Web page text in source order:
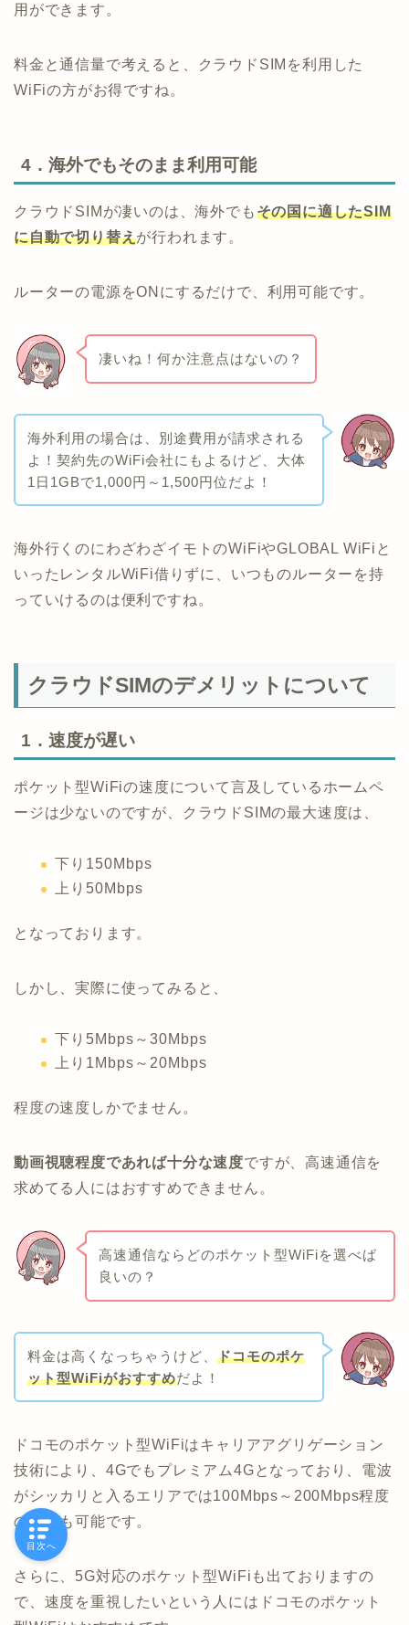
用ができます。
料金と通信量で考えると、クラウドSIMを利用した
WiFiの方がお得ですね。
4．海外でもそのまま利用可能
クラウドSIMが凄いのは、海外でもその国に適したSIM
に自動で切り替えが行われます。
ルーターの電源をONにするだけで、利用可能です。
凄いね！何か注意点はないの？
海外利用の場合は、別途費用が請求される
よ！契約先のWiFi会社にもよるけど、大体
1日1GBで1,000円～1,500円位だよ！
海外行くのにわざわざイモトのWiFiやGLOBAL WiFiと
いったレンタルWiFi借りずに、いつものルーターを持
っていけるのは便利ですね。
クラウドSIMのデメリットについて
1．速度が遅い
ポケット型WiFiの速度について言及しているホームペ
ージは少ないのですが、クラウドSIMの最大速度は、
下り150Mbps
上り50Mbps
となっております。
しかし、実際に使ってみると、
下り5Mbps～30Mbps
上り1Mbps～20Mbps
程度の速度しかでません。
動画視聴程度であれば十分な速度ですが、高速通信を
求めてる人にはおすすめできません。
高速通信ならどのポケット型WiFiを選べば
良いの？
料金は高くなっちゃうけど、 ドコモのポケ
ット型WiFiがおすすめだよ！
ドコモのポケット型WiFiはキャリアアグリゲーション
技術により、4Gでもプレミアム4Gとなっており、電波
がシッカリと入るエリアでは100Mbps～200Mbps程度
の速度も可能です。
さらに、5G対応のポケット型WiFiも出ておりますの
で、速度を重視したいという人にはドコモのポケット
目次へ